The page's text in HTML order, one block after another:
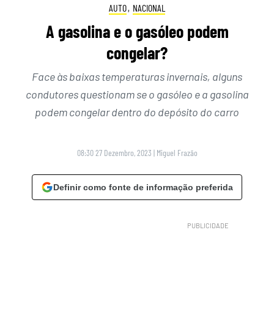
AUTO, NACIONAL
A gasolina e o gasóleo podem
congelar?
Face às baixas temperaturas invernais, alguns
condutores questionam se o gasóleo e a gasolina
podem congelar dentro do depósito do carro
08:30 27 Dezembro, 2023 | Miguel Frazão
Definir como fonte de informação preferida